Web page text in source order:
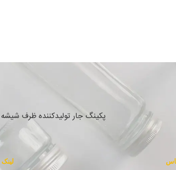
پکینگ جار تولیدکننده ظرف